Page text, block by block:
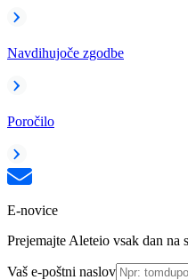
Navdihujoče zgodbe
Poročilo
E-novice
Prejemajte Aleteio vsak dan na
Vaš e-poštni naslov